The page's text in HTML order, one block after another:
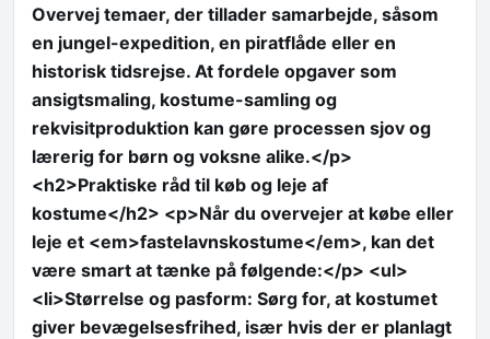
Overvej temaer, der tillader samarbejde, såsom
en jungel-expedition, en piratflåde eller en
historisk tidsrejse. At fordele opgaver som
ansigtsmaling, kostume-samling og
rekvisitproduktion kan gøre processen sjov og
lærerig for børn og voksne alike.</p>
<h2>Praktiske råd til køb og leje af
kostume</h2> <p>Når du overvejer at købe eller
leje et <em>fastelavnskostume</em>, kan det
være smart at tænke på følgende:</p> <ul>
<li>Størrelse og pasform: Sørg for, at kostumet
giver bevægelsesfrihed, især hvis der er planlagt